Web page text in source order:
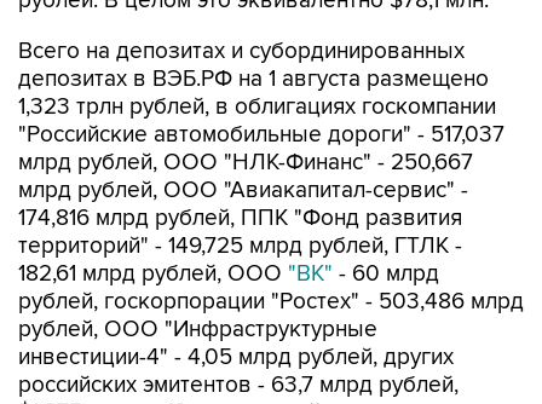
Всего на депозитах и субординированных
депозитах в ВЭБ.РФ на 1 августа размещено
1,323 трлн рублей, в облигациях госкомпании
"Российские автомобильные дороги" - 517,037
млрд рублей, ООО "НЛК-Финанс" - 250,667
млрд рублей, ООО "Авиакапитал-сервис" -
174,816 млрд рублей, ППК "Фонд развития
территорий" - 149,725 млрд рублей, ГТЛК -
182,61 млрд рублей, ООО "ВК" - 60 млрд
рублей, госкорпорации "Ростех" - 503,486 млрд
рублей, ООО "Инфраструктурные
инвестиции-4" - 4,05 млрд рублей, других
российских эмитентов - 63,7 млрд рублей,